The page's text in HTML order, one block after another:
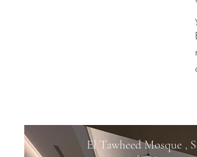
El Tawheed Mosque ,